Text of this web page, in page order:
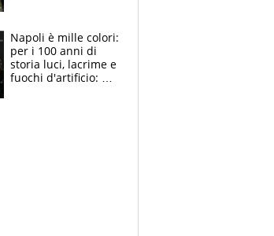
bigliettini
Napoli è mille colori:
per i 100 anni di
storia luci, lacrime e
fuochi d'artificio: De